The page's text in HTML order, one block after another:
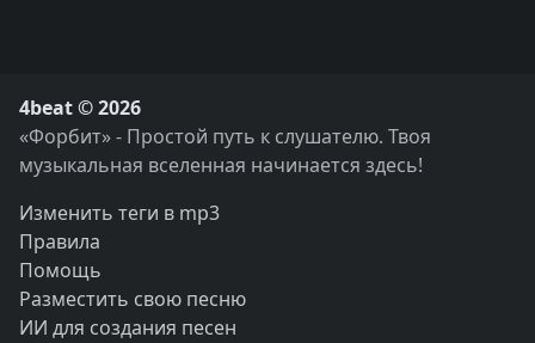
4beat © 2026
«Форбит» - Простой путь к слушателю. Твоя
музыкальная вселенная начинается здесь!
Изменить теги в mp3
Правила
Помощь
Разместить свою песню
ИИ для создания песен